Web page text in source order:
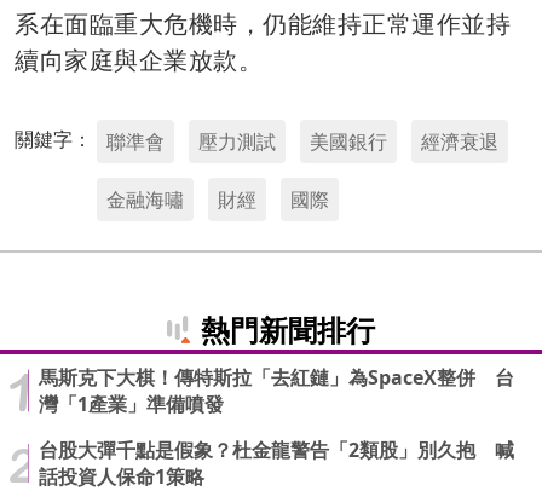
系在面臨重大危機時，仍能維持正常運作並持
續向家庭與企業放款。
關鍵字： 聯準會 壓力測試 美國銀行 經濟衰退
金融海嘯 財經 國際
熱門新聞排行
馬斯克下大棋！傳特斯拉「去紅鏈」為SpaceX整併 台
灣「1產業」準備噴發
台股大彈千點是假象？杜金龍警告「2類股」別久抱 喊
話投資人保命1策略